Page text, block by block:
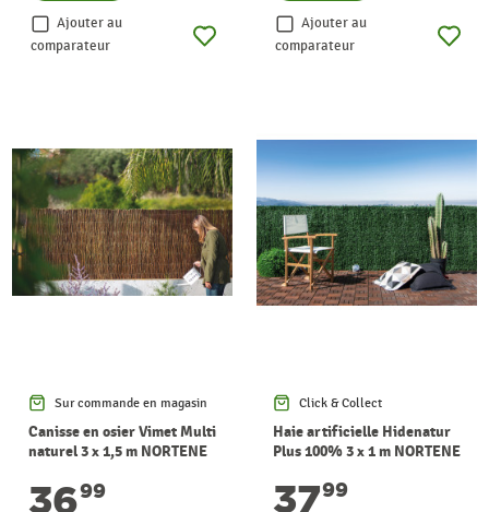
Ajouter au
comparateur
Ajouter au
comparateur
Sur commande en magasin
Canisse en osier Vimet Multi
naturel 3 x 1,5 m NORTENE
3699
Click & Collect
Haie artificielle Hidenatur
Plus 100% 3 x 1 m NORTENE
3799